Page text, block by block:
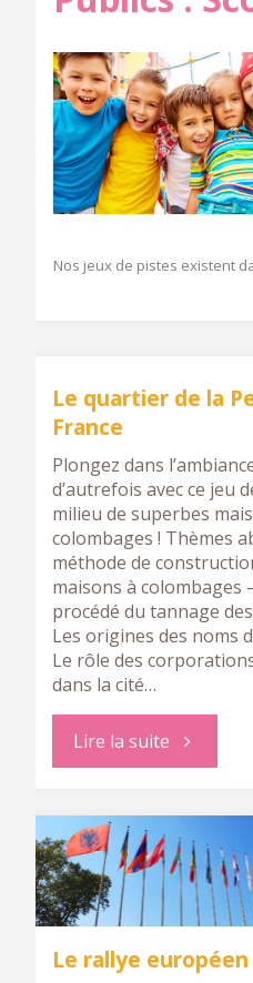
Nos jeux de pistes existent
Le quartier de la
France
Plongez dans
d’autrefois avec ce jeu
milieu de superbes
colombages ! Thèmes
méthode de
maisons à colombages
procédé du tannage
Les origines des noms
Le rôle des
dans la cité…
Lire la suite "Le
de
la
Petite
Le rallye européen